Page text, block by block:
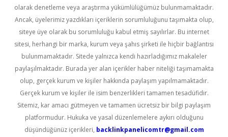
olarak denetleme veya araştırma yükümlülüğümüz bulunmamaktadır.
Ancak, üyelerimiz yazdıkları içeriklerin sorumluluğunu taşımakta olup,
siteye üye olarak bu sorumluluğu kabul etmiş sayılırlar. Bu internet
sitesi, herhangi bir marka, kurum veya şahıs şirketi ile hiçbir bağlantısı
bulunmamaktadır. Sitede yalnızca kendi hazırladığımız makaleler
paylaşılmaktadır. Burada yer alan içerikler haber niteliği taşımamakta
olup, gerçek kurum ve kişiler hakkında paylaşım yapılmamaktadır.
Gerçek kurum ve kişiler ile isim benzerlikleri tamamen tesadüfidir.
Sitemiz, kar amacı gütmeyen ve tamamen ücretsiz bir bilgi paylaşım
platformudur. Hukuka ve yasal düzenlemelere aykırı olduğunu
düşündüğünüz içerikleri, backlinkpanelicomtr@gmail.com